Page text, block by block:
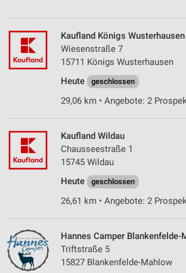
Kaufland Königs Wusterhausen
Wiesenstraße 7
15711 Königs Wusterhausen
Heute
geschlossen
29,06 km • Angebote: 2
Kaufland Wildau
Chausseestraße 1
15745 Wildau
Heute
geschlossen
26,61 km • Angebote: 2
Hannes Camper Blankenfelde-
Triftstraße 5
15827 Blankenfelde-Mahlow